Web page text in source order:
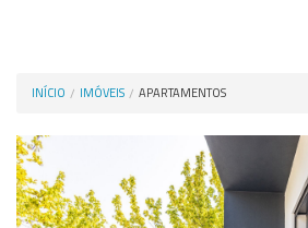
INÍCIO IMÓVEIS APARTAMENTOS